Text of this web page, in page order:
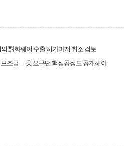
의 對화웨이 수출 허가마저 취소 검토
보조금… 美 요구땐 핵심공정도 공개해야